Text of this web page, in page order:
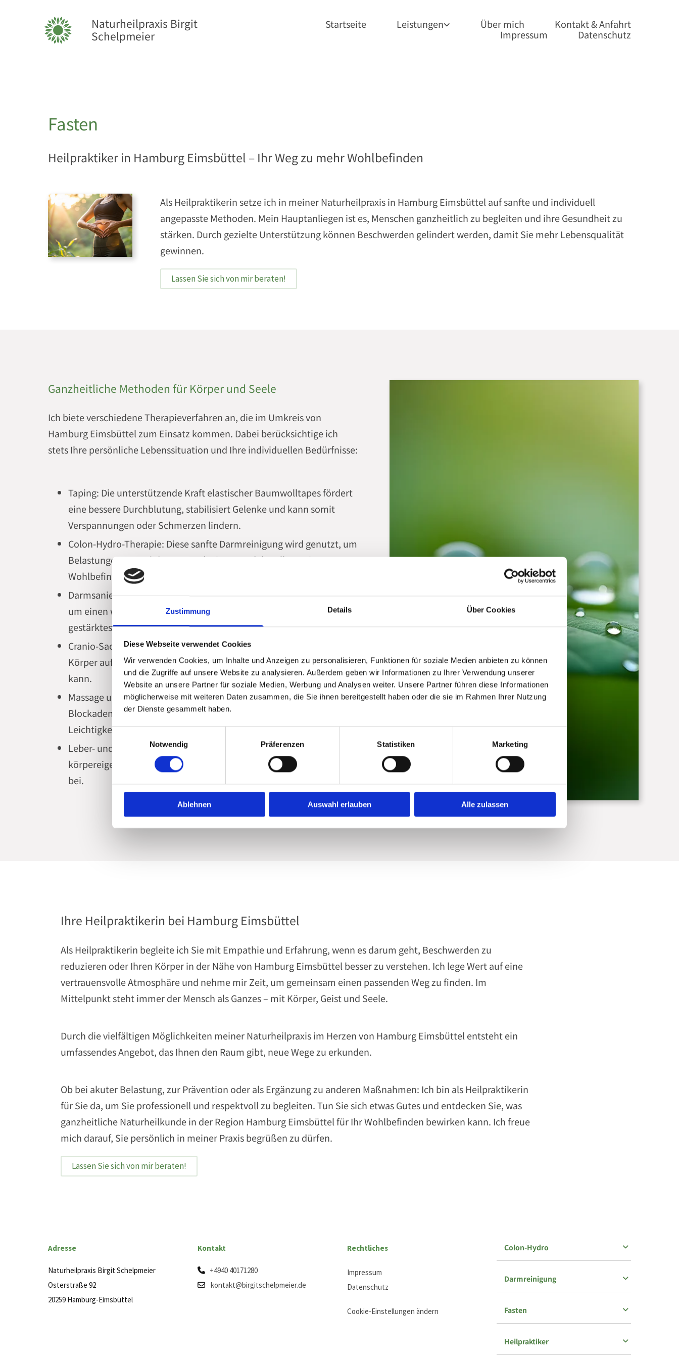
Zustimmung Details Über Cookies
Diese Webseite verwendet Cookies
Wir verwenden Cookies, um Inhalte und Anzeigen zu personalisieren, Funktionen für soziale Medien anbieten zu können
und die Zugriffe auf unsere Website zu analysieren. Außerdem geben wir Informationen zu Ihrer Verwendung unserer
Website an unsere Partner für soziale Medien, Werbung und Analysen weiter. Unsere Partner führen diese Informationen
möglicherweise mit weiteren Daten zusammen, die Sie ihnen bereitgestellt haben oder die sie im Rahmen Ihrer Nutzung
der Dienste gesammelt haben.
Einwilligungsauswahl
Notwendig
Präferenzen Statistiken Marketing
Ablehnen Auswahl erlauben Alle zulassen
Naturheilpraxis Birgit
Schelpmeier
Startseite Leistungen Über mich
Kontakt & Anfahrt
Impressum
Datenschutz
Fasten
Heilpraktiker in Hamburg Eimsbüttel – Ihr Weg zu mehr Wohlbefinden
Als Heilpraktikerin setze ich in meiner Naturheilpraxis in Hamburg Eimsbüttel auf sanfte und individuell
angepasste Methoden. Mein Hauptanliegen ist es, Menschen ganzheitlich zu begleiten und ihre Gesundheit zu
stärken. Durch gezielte Unterstützung können Beschwerden gelindert werden, damit Sie mehr Lebensqualität
gewinnen.
Lassen Sie sich von mir beraten!
Ganzheitliche Methoden für Körper und Seele
Ich biete verschiedene Therapieverfahren an, die im Umkreis von
Hamburg Eimsbüttel zum Einsatz kommen. Dabei berücksichtige ich
stets Ihre persönliche Lebenssituation und Ihre individuellen Bedürfnisse:
Taping: Die unterstützende Kraft elastischer Baumwolltapes fördert
eine bessere Durchblutung, stabilisiert Gelenke und kann somit
Verspannungen oder Schmerzen lindern.
Colon-Hydro-Therapie: Diese sanfte Darmreinigung wird genutzt, um
Belastungen im Dickdarm zu reduzieren und das allgemeine
Wohlbefinden zu steigern.
Darmsanierung: Bei einer ausbalancierten Darmflora handelt es sich
um einen wichtigen Pfeiler für eine stabile Gesundheit und ein
gestärktes Immunsystem.
Cranio-Sacral-Therapie: Mit feinen Impulsen werden Spannungen im
Körper auf sanfte Weise gelöst, was zu tiefer Entspannung beitragen
kann.
Massage und Dorn-Breuss-Methode: Manuelle Anwendungen können
Blockaden in Muskeln und Wirbelsäule lösen und für mehr
Leichtigkeit sorgen.
Leber- und Gallenblasenreinigung: Diese Maßnahme unterstützt die
körpereigene Entgiftung und trägt zu einem neuen Energiegefühl
bei.
Ihre Heilpraktikerin bei Hamburg Eimsbüttel
Als Heilpraktikerin begleite ich Sie mit Empathie und Erfahrung, wenn es darum geht, Beschwerden zu
reduzieren oder Ihren Körper in der Nähe von Hamburg Eimsbüttel besser zu verstehen. Ich lege Wert auf eine
vertrauensvolle Atmosphäre und nehme mir Zeit, um gemeinsam einen passenden Weg zu finden. Im
Mittelpunkt steht immer der Mensch als Ganzes – mit Körper, Geist und Seele.
Durch die vielfältigen Möglichkeiten meiner Naturheilpraxis im Herzen von Hamburg Eimsbüttel entsteht ein
umfassendes Angebot, das Ihnen den Raum gibt, neue Wege zu erkunden.
Ob bei akuter Belastung, zur Prävention oder als Ergänzung zu anderen Maßnahmen: Ich bin als Heilpraktikerin
für Sie da, um Sie professionell und respektvoll zu begleiten. Tun Sie sich etwas Gutes und entdecken Sie, was
ganzheitliche Naturheilkunde in der Region Hamburg Eimsbüttel für Ihr Wohlbefinden bewirken kann. Ich freue
mich darauf, Sie persönlich in meiner Praxis begrüßen zu dürfen.
Lassen Sie sich von mir beraten!
Adresse
Naturheilpraxis Birgit Schelpmeier
Osterstraße 92
20259 Hamburg-Eimsbüttel
Kontakt
 +4940 40171280
 kontakt@birgitschelpmeier.de
Rechtliches
Impressum
Datenschutz
Cookie-Einstellungen ändern
Colon-Hydro
Darmreinigung
Fasten
Heilpraktiker